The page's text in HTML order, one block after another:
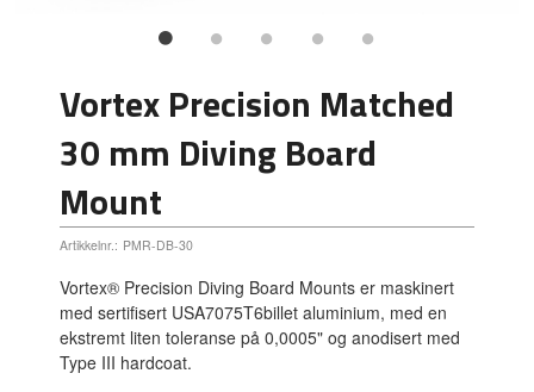
Vortex Precision Matched
30 mm Diving Board
Mount
Artikkelnr.: PMR-DB-30
Vortex® Precision Diving Board Mounts er maskinert
med sertifisert USA7075T6billet aluminium, med en
ekstremt liten toleranse på 0,0005" og anodisert med
Type III hardcoat.